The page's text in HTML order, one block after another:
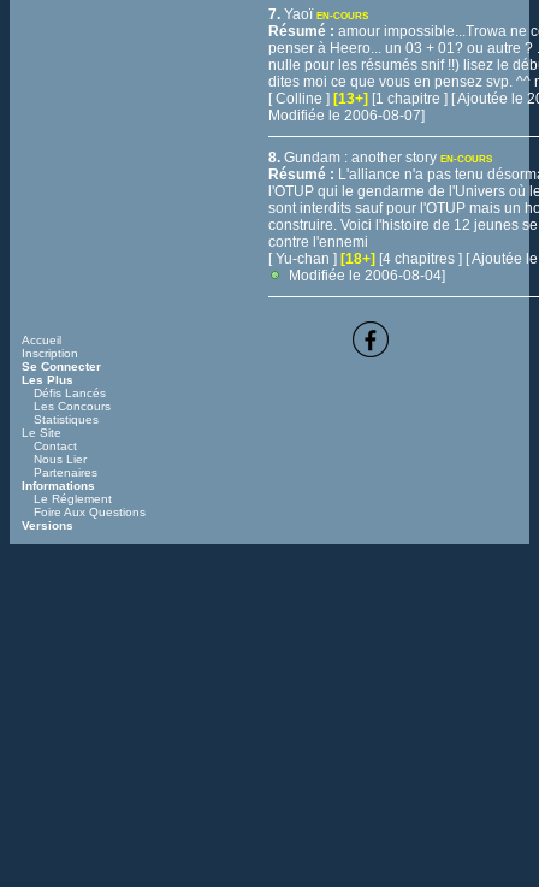
7. Yaoï EN-COURS
Résumé : amour impossible...Trowa ne
penser à Heero... un 03 + 01? ou autre ?
nulle pour les résumés snif !!) lisez le
dites moi ce que vous en pensez svp. ^^
[ Colline ] [13+] [1 chapitre ] [ Ajoutée le
Modifiée le 2006-08-07]
8. Gundam : another story EN-COURS
Résumé : L'alliance n'a pas tenu
l'OTUP qui le gendarme de l'Univers où
sont interdits sauf pour l'OTUP mais un
construire. Voici l'histoire de 12 jeunes
contre l'ennemi
[ Yu-chan ] [18+] [4 chapitres ] [ Ajoutée
Modifiée le 2006-08-04]
Accueil
Inscription
Se Connecter
Les Plus
Défis Lancés
Les Concours
Statistiques
Le Site
Contact
Nous Lier
Partenaires
Informations
Le Réglement
Foire Aux Questions
Versions